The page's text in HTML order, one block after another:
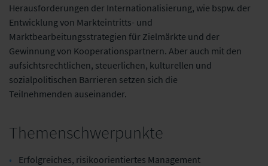
Herausforderungen der Internationalisierung, wie bspw. der
Entwicklung von Markteintritts- und
Marktbearbeitungsstrategien für Zielmärkte und der
Gewinnung von Kooperationspartnern. Aber auch mit den
aufsichtsrechtlichen, steuerlichen, kulturellen und
sozialpolitischen Barrieren setzen sich die
Teilnehmenden auseinander.
Themenschwerpunkte
Erfolgreiches, risikoorientiertes Management